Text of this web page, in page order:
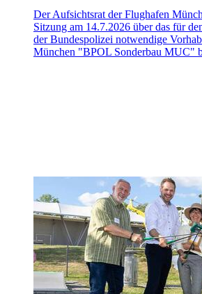
Der Aufsichtsrat der Flughafen
Sitzung am 14.7.2026 über das für
der Bundespolizei notwendige
München "BPOL Sonderbau MUC"